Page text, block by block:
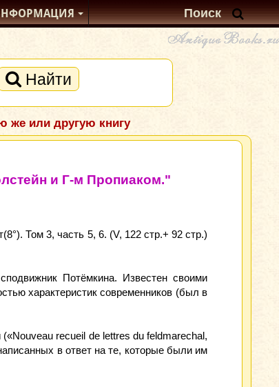
Найти
же или другую книгу
и Г-м Пропиаком."
Том 3, часть 5, 6. (V, 122 стр.+ 92 стр.)
Потёмкина. Известен своими
характеристик современников (был в
recueil de lettres du feldmarechal,
в ответ на те, которые были им